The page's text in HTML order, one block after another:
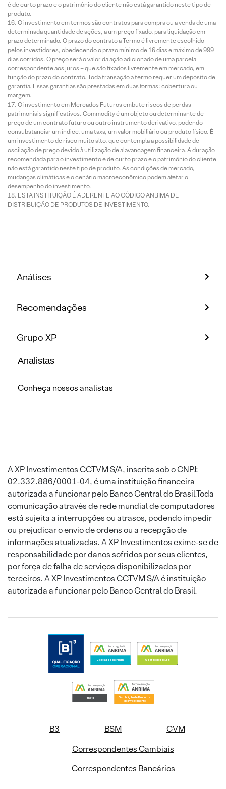
é de curto prazo e o patrimônio do cliente não está garantido neste tipo de
produto.
O investimento em termos são contratos para compra ou a venda de uma
determinada quantidade de ações, a um preço fixado, para liquidação em
prazo determinado. O prazo do contrato a Termo é livremente escolhido
pelos investidores, obedecendo o prazo mínimo de 16 dias e máximo de 999
dias corridos. O preço será o valor da ação adicionado de uma parcela
correspondente aos juros – que são fixados livremente em mercado, em
função do prazo do contrato. Toda transação a termo requer um depósito de
garantia. Essas garantias são prestadas em duas formas: cobertura ou
margem.
O investimento em Mercados Futuros embute riscos de perdas
patrimoniais significativos. Commodity é um objeto ou determinante de
preço de um contrato futuro ou outro instrumento derivativo, podendo
consubstanciar um índice, uma taxa, um valor mobiliário ou produto físico. É
um investimento de risco muito alto, que contempla a possibilidade de
oscilação de preço devido à utilização de alavancagem financeira. A duração
recomendada para o investimento é de curto prazo e o patrimônio do cliente
não está garantido neste tipo de produto. As condições de mercado,
mudanças climáticas e o cenário macroeconômico podem afetar o
desempenho do investimento.
ESTA INSTITUIÇÃO É ADERENTE AO CÓDIGO ANBIMA DE
DISTRIBUIÇÃO DE PRODUTOS DE INVESTIMENTO.
Análises
Recomendações
Grupo XP
Analistas
Conheça nossos analistas
A XP Investimentos CCTVM S/A, inscrita sob o CNPJ:
02.332.886/0001-04, é uma instituição financeira
autorizada a funcionar pelo Banco Central do Brasil.Toda
comunicação através de rede mundial de computadores
está sujeita a interrupções ou atrasos, podendo impedir
ou prejudicar o envio de ordens ou a recepção de
informações atualizadas. A XP Investimentos exime-se de
responsabilidade por danos sofridos por seus clientes,
por força de falha de serviços disponibilizados por
terceiros. A XP Investimentos CCTVM S/A é instituição
autorizada a funcionar pelo Banco Central do Brasil.
B3 BSM
CVM
Correspondentes Cambiais
Correspondentes Bancários